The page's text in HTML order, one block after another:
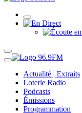
Actualité | Extraits
Loterie Radio
Podcasts
Émissions
Programmation